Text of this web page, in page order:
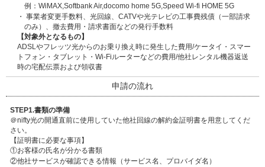
例：WiMAX,Softbank Air,docomo home 5G,Speed Wi-fi HOME 5G
・ 事業者変更手数料、光回線、CATVや光テレビの工事費残債（一部請求
のみ）、撤去費用・請求書面などの発行手数料
【対象外となるもの】
ADSLやフレッツ光からのお乗り換え時に発生した費用/ケータイ・スマー
トフォン・タブレット・Wi-Fiルーターなどの費用/他社レンタル機器返送
時の宅配伝票および領収書
申請の流れ
STEP1.書類の準備
＠nifty光の開通直前に使用していた他社回線の解約金証明書を用意してくだ
さい。
【証明書に必要な事項】
①お客様の氏名が分かる書類
②他社サービスが確認できる情報（サービス名、プロバイダ名）